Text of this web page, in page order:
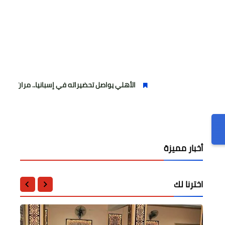
الأهلي يواصل تحضيراته في إسبانيا.. مران صباحي قوي
أخبار مميزة
اخترنا لك